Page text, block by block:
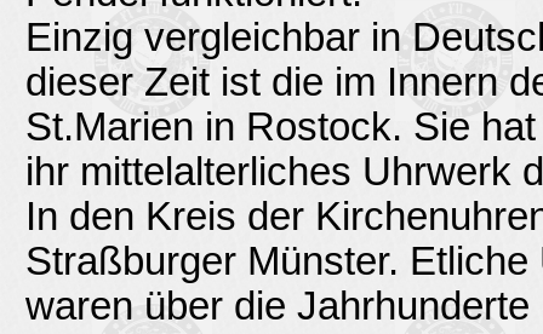
Einzig vergleichbar in
dieser Zeit ist die im Innern
St.Marien in Rostock. Sie
ihr mittelalterliches Uhrwerk
In den Kreis der
Straßburger Münster.
waren über die